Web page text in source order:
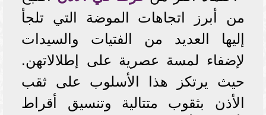
من أبرز اتجاهات الموضة التي تلجأ
إليها العديد من الفتيات والسيدات
لإضفاء لمسة عصرية على إطلالاتهن.
حيث يرتكز هذا الأسلوب على ثقب
الأذن بثقوب متتالية وتنسيق أقراط